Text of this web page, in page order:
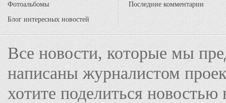
Фотоальбомы
Блог интересных новостей
Последние комментарии
Все новости, которые мы
написаны журналистом
хотите поделиться